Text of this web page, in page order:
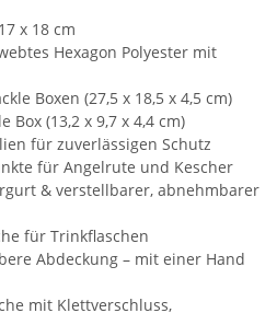
x 18 cm
Hexagon Polyester mit
Boxen (27,5 x 18,5 x 4,5 cm)
Box (13,2 x 9,7 x 4,4 cm)
für zuverlässigen Schutz
für Angelrute und Kescher
& verstellbarer, abnehmbarer
für Trinkflaschen
Abdeckung – mit einer Hand
mit Klettverschluss,